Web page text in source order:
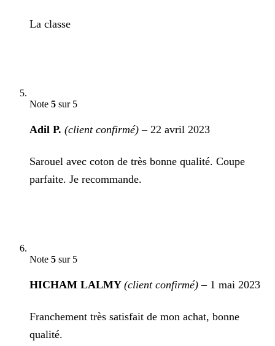
La classe
Note 5 sur 5
Adil P. (client confirmé) – 22 avril 2023
Sarouel avec coton de très bonne qualité. Coupe
parfaite. Je recommande.
Note 5 sur 5
HICHAM LALMY (client confirmé) – 1 mai 2023
Franchement très satisfait de mon achat, bonne
qualité.